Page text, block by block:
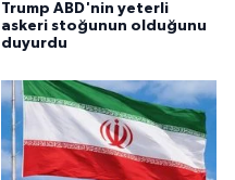
Trump ABD'nin yeterli
askeri stoğunun olduğunu
duyurdu